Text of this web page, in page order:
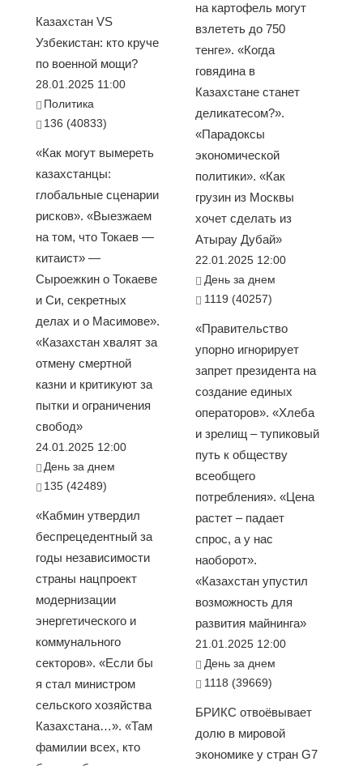
Казахстан VS
Узбекистан: кто круче
по военной мощи?
28.01.2025 11:00
Политика
136 (40833)
«Как могут вымереть
казахстанцы:
глобальные сценарии
рисков». «Выезжаем
на том, что Токаев —
китаист» —
Сыроежкин о Токаеве
и Си, секретных
делах и о Масимове».
«Казахстан хвалят за
отмену смертной
казни и критикуют за
пытки и ограничения
свобод»
24.01.2025 12:00
День за днем
135 (42489)
«Кабмин утвердил
беспрецедентный за
годы независимости
страны нацпроект
модернизации
энергетического и
коммунального
секторов». «Если бы
я стал министром
сельского хозяйства
Казахстана…». «Там
фамилии всех, кто
на картофель могут
взлететь до 750
тенге». «Когда
говядина в
Казахстане станет
деликатесом?».
«Парадоксы
экономической
политики». «Как
грузин из Москвы
хочет сделать из
Атырау Дубай»
22.01.2025 12:00
День за днем
1119 (40257)
«Правительство
упорно игнорирует
запрет президента на
создание единых
операторов». «Хлеба
и зрелищ – тупиковый
путь к обществу
всеобщего
потребления». «Цена
растет – падает
спрос, а у нас
наоборот».
«Казахстан упустил
возможность для
развития майнинга»
21.01.2025 12:00
День за днем
1118 (39669)
БРИКС отвоёвывает
долю в мировой
экономике у стран G7